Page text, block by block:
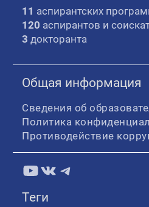
11 аспирантских
120 аспирантов и
3 докторанта
Общая информация
Сведения об
Политика
Противодействие
YouTube
ВКонтакте
Telegram
Теги